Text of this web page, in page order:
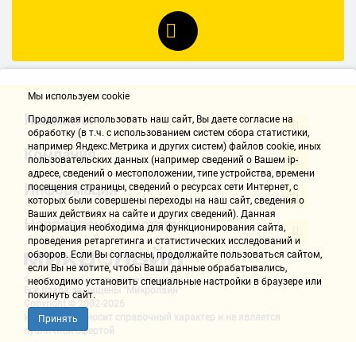
Контакты
Компания
Информация
Направления доставки
Все права защищены "Микролайн"
Copyright © 2002-2026
Информация носит справочный характер и не является
публичной офертой
Мы используем cookie
Продолжая использовать наш cайт, Вы даете согласие на
обработку (в т.ч. с использованием систем сбора статистики,
например Яндекс.Метрика и других систем) файлов cookie, иных
пользовательских данных (например сведений о Вашем ip-
адресе, сведений о местоположении, типе устройства, времени
посещения страницы, сведений о ресурсах сети Интернет, с
которых были совершены переходы на наш сайт, сведения о
Ваших действиях на сайте и других сведений). Данная
информация необходима для функционирования сайта,
проведения ретаргетинга и статистических исследований и
обзоров. Если Вы согласны, продолжайте пользоваться сайтом,
если Вы не хотите, чтобы Ваши данные обрабатывались,
необходимо установить специальные настройки в браузере или
покинуть сайт.
Принять